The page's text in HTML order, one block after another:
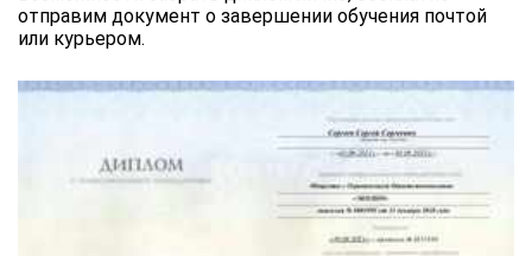
отправим документ о завершении обучения почтой
или курьером.